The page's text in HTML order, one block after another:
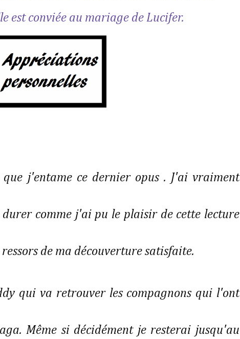
est conviée au mariage de Lucifer.
que j'entame ce dernier opus . J'ai vraiment
comme j'ai pu le plaisir de cette lecture
de ma découverture satisfaite.
qui va retrouver les compagnons qui l'ont
Même si décidément je resterai jusqu'au